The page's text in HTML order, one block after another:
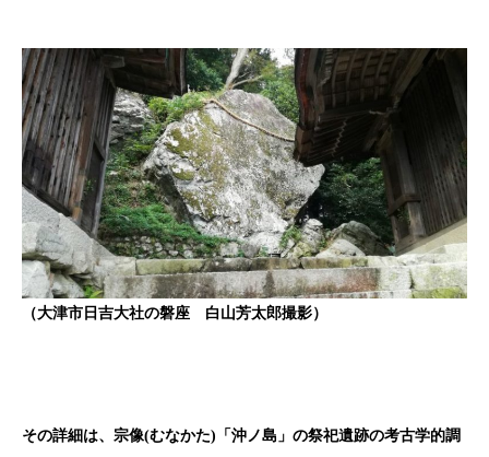
（大津市日吉大社の磐座 白山芳太郎撮影）
その詳細は、宗像(むなかた)「沖ノ島」の祭祀遺跡の考古学的調